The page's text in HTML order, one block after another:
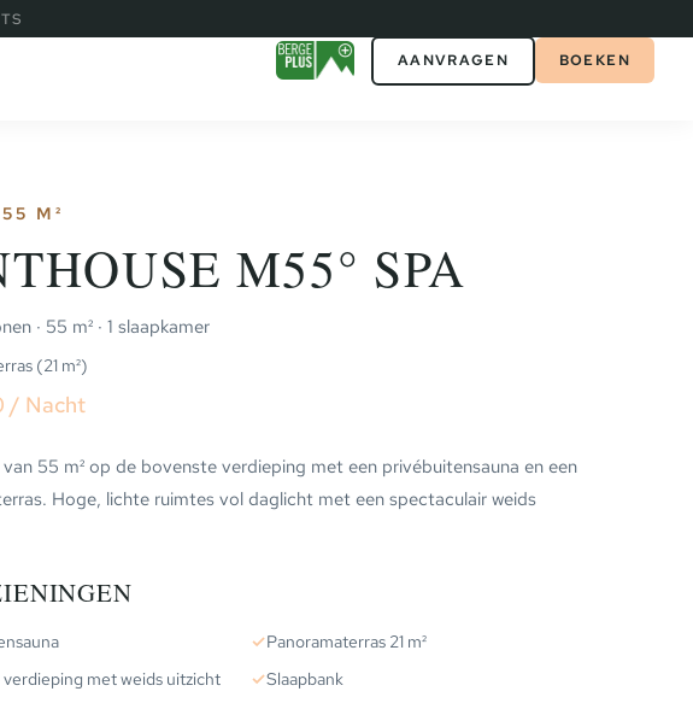
AANVRAGEN BOEKEN
M²
M55° SPA
· 55 m² · 1 slaapkamer
(21 m²)
/ Nacht
55 m² op de bovenste verdieping met een privébuitensauna en een
Hoge, lichte ruimtes vol daglicht met een spectaculair weids
✓Panoramaterras 21 m²
met weids uitzicht ✓Slaapbank